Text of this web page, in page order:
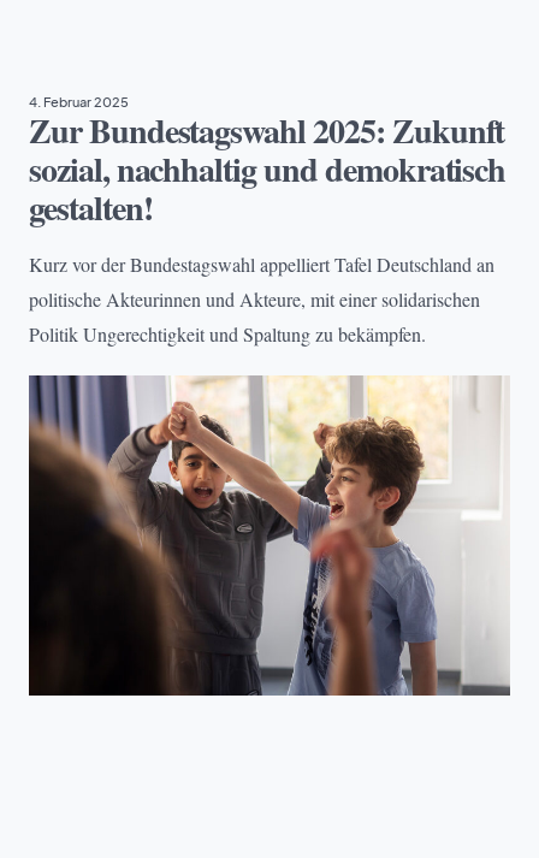
4. Februar 2025
Zur Bundestagswahl 2025: Zukunft
sozial, nachhaltig und demokratisch
gestalten!
Kurz vor der Bundestagswahl appelliert Tafel Deutschland an
politische Akteurinnen und Akteure, mit einer solidarischen
Politik Ungerechtigkeit und Spaltung zu bekämpfen.